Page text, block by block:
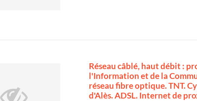
Réseau câblé, haut débit :
l'Information et de la
réseau fibre optique. TNT.
d'Alès. ADSL. Internet de